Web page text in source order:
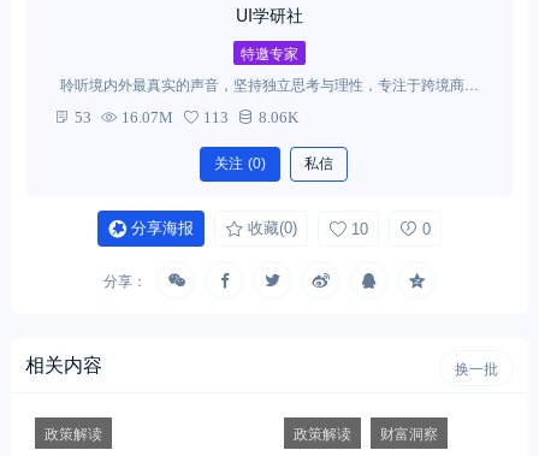
UI学研社
特邀专家
聆听境内外最真实的声音，坚持独立思考与理性，专注于跨境商法
税领域的研究，为读者提供真正有价值的业内观点。 联系微信：ui-
53 16.07M 113 8.06K
关注 (0) 私信
分享海报 收藏(0) 10 0
分享：
相关内容 换一批
政策解读 政策解读 财富洞察